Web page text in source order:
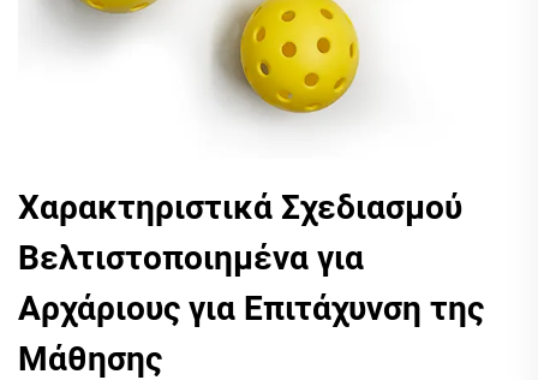
Χαρακτηριστικά Σχεδιασμού
Βελτιστοποιημένα για
Αρχάριους για Επιτάχυνση της
Μάθησης